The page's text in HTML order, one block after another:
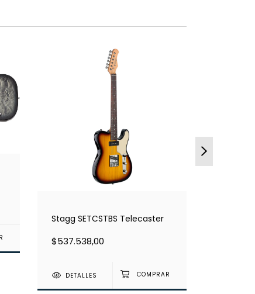
Stagg SETCSTBS Telecaster
$537.538,00
DETALLES